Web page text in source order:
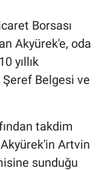
Borsası
Akyürek'e, oda
yıllık
Belgesi ve
takdim
Artvin
sunduğu